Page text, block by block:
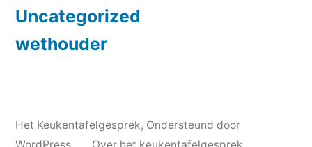
Uncategorized
wethouder
Het Keukentafelgesprek, Ondersteund door